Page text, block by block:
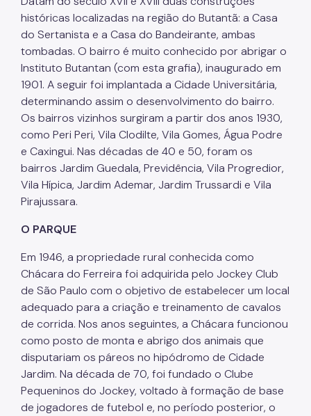
históricas localizadas na região do Butantã: a Casa
do Sertanista e a Casa do Bandeirante, ambas
tombadas. O bairro é muito conhecido por abrigar o
Instituto Butantan (com esta grafia), inaugurado em
1901. A seguir foi implantada a Cidade Universitária,
determinando assim o desenvolvimento do bairro.
Os bairros vizinhos surgiram a partir dos anos 1930,
como Peri Peri, Vila Clodilte, Vila Gomes, Água Podre
e Caxingui. Nas décadas de 40 e 50, foram os
bairros Jardim Guedala, Previdência, Vila Progredior,
Vila Hípica, Jardim Ademar, Jardim Trussardi e Vila
Pirajussara.
O PARQUE
Em 1946, a propriedade rural conhecida como
Chácara do Ferreira foi adquirida pelo Jockey Club
de São Paulo com o objetivo de estabelecer um local
adequado para a criação e treinamento de cavalos
de corrida. Nos anos seguintes, a Chácara funcionou
como posto de monta e abrigo dos animais que
disputariam os páreos no hipódromo de Cidade
Jardim. Na década de 70, foi fundado o Clube
Pequeninos do Jockey, voltado à formação de base
de jogadores de futebol e, no período posterior, o